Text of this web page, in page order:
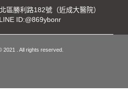
區勝利路182號（近成大醫院）
LINE ID:@869ybonr
2021 . All rights reserved.